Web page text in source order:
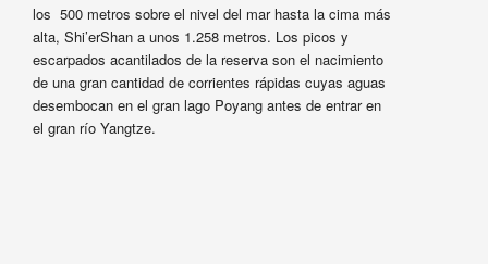
los 500 metros sobre el nivel del mar hasta la cima más
alta, Shi’erShan a unos 1.258 metros. Los picos y
escarpados acantilados de la reserva son el nacimiento
de una gran cantidad de corrientes rápidas cuyas aguas
desembocan en el gran lago Poyang antes de entrar en
el gran río Yangtze.